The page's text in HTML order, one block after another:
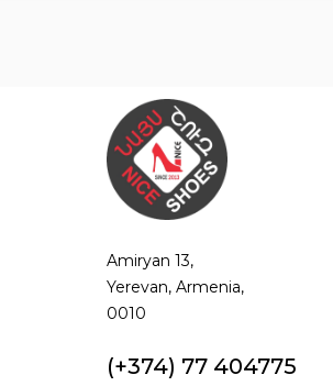
Amiryan 13,
Yerevan, Armenia,
0010
(+374) 77 404775